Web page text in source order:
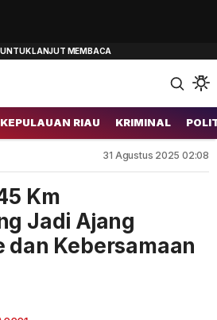
KEPULAUAN RIAU KRIMINAL
31 Agustus 2025 02:08
Km
Jadi Ajang
dan Kebersamaan